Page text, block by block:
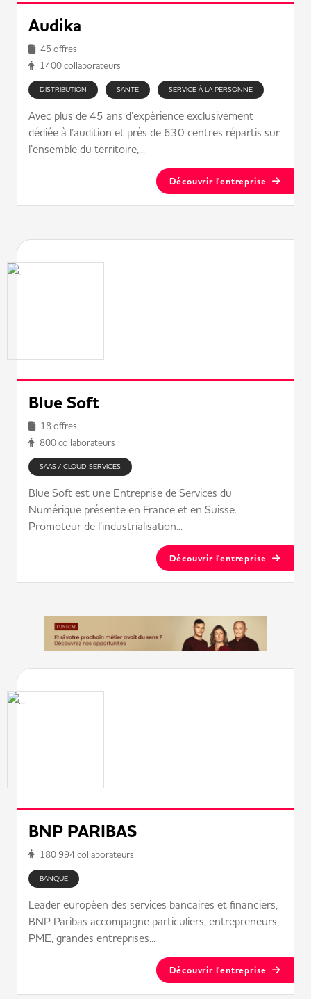
Audika
45 offres
1400 collaborateurs
DISTRIBUTION SANTÉ SERVICE À LA PERSONNE
Avec plus de 45 ans d’expérience exclusivement
dédiée à l’audition et près de 630 centres répartis sur
l’ensemble du territoire,...
Découvrir l'entreprise
Blue Soft
18 offres
800 collaborateurs
SAAS / CLOUD SERVICES
Blue Soft est une Entreprise de Services du
Numérique présente en France et en Suisse.
Promoteur de l’industrialisation...
Découvrir l'entreprise
BNP PARIBAS
180 994 collaborateurs
BANQUE
Leader européen des services bancaires et financiers,
BNP Paribas accompagne particuliers, entrepreneurs,
PME, grandes entreprises...
Découvrir l'entreprise